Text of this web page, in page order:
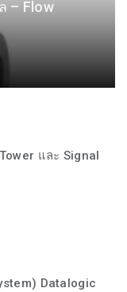
– Flow
และ Signal
Datalogic